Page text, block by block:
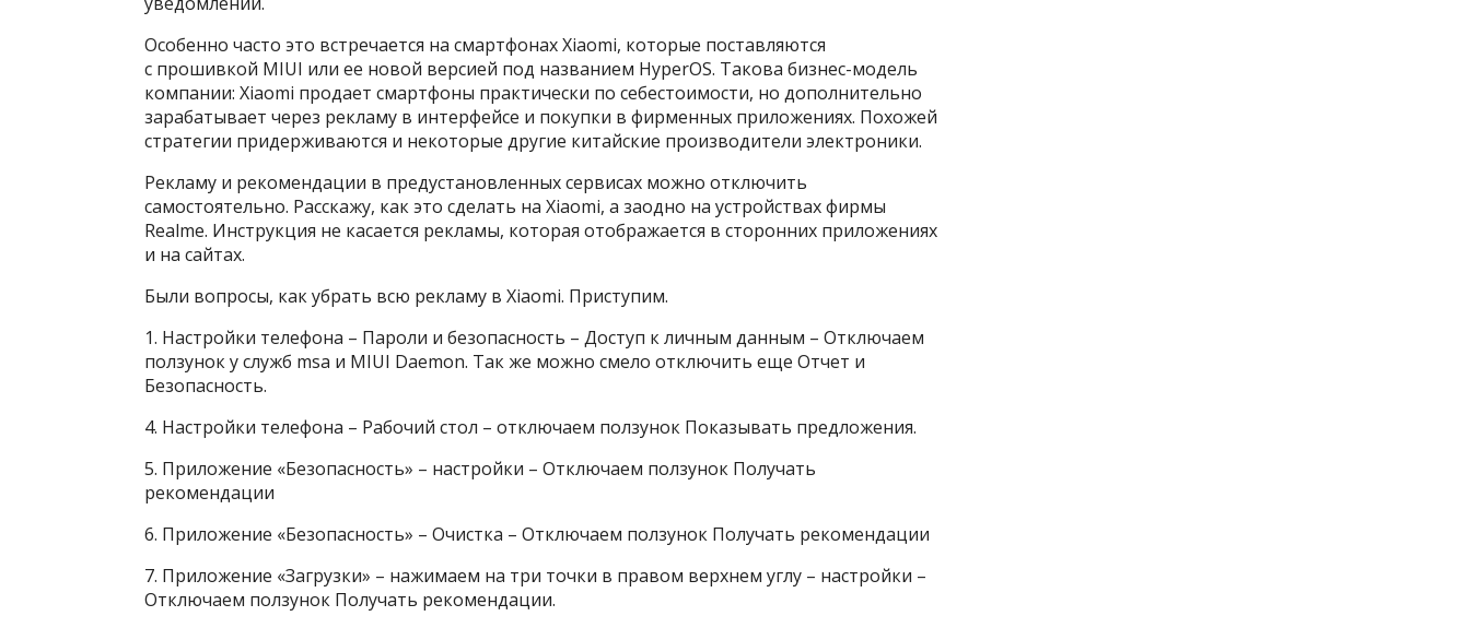
Особенно часто это встречается на смартфонах Xiaomi, которые поставляются
с прошивкой MIUI или ее новой версией под названием HyperOS. Такова бизнес-модель
компании: Xiaomi продает смартфоны практически по себестоимости, но дополнительно
зарабатывает через рекламу в интерфейсе и покупки в фирменных приложениях. Похожей
стратегии придерживаются и некоторые другие китайские производители электроники.
Рекламу и рекомендации в предустановленных сервисах можно отключить
самостоятельно. Расскажу, как это сделать на Xiaomi, а заодно на устройствах фирмы
Realme. Инструкция не касается рекламы, которая отображается в сторонних приложениях
и на сайтах.
Были вопросы, как убрать всю рекламу в Xiaomi. Приступим.
1. Настройки телефона – Пароли и безопасность – Доступ к личным данным – Отключаем
ползунок у служб msa и MIUI Daemon. Так же можно смело отключить еще Отчет и
Безопасность.
4. Настройки телефона – Рабочий стол – отключаем ползунок Показывать предложения.
5. Приложение «Безопасность» – настройки – Отключаем ползунок Получать
рекомендации
6. Приложение «Безопасность» – Очистка – Отключаем ползунок Получать рекомендации
7. Приложение «Загрузки» – нажимаем на три точки в правом верхнем углу – настройки –
Отключаем ползунок Получать рекомендации.